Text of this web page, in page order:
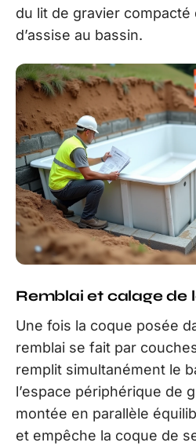
du lit de gravier compacté
d’assise au bassin.
Remblai et calage de
Une fois la coque posée
remblai se fait par
remplit simultanément le
l’espace périphérique de
montée en parallèle
et empêche la coque de